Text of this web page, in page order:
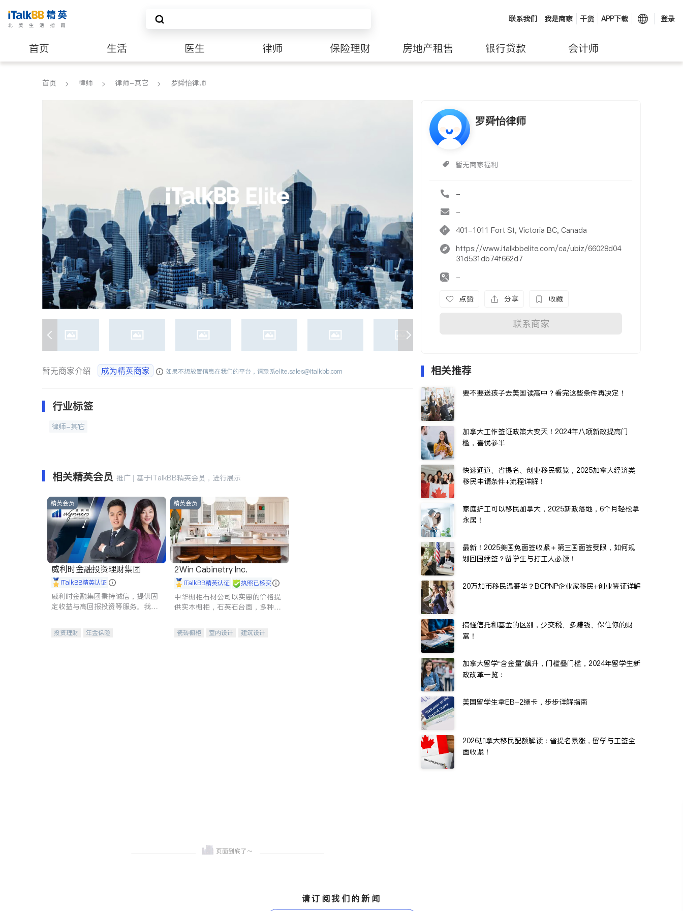
联系我们 我是商家 干货 APP下载 登录
首页 生活 医生 律师 保险理财 房地产租售 银行贷款 会计师
建筑装修
首页 律师 律师-其它 罗舜怡律师
罗舜怡律师
暂无商家福利
-
-
401-1011 Fort St, Victoria BC, Canada
https://www.italkbbelite.com/ca/ubiz/66028d04
31d531db74f662d7
-
点赞 分享 收藏
联系商家
暂无商家介绍 成为精英商家 如果不想放置信息在我们的平台，请联系elite.sales@italkbb.com
行业标签
律师-其它
相关精英会员 推广 | 基于iTalkBB精英会员，进行展示
精英会员
威利时金融投资理财集团
iTalkBB精英认证
威利时金融集团秉持诚信，提供固
定收益与高回报投资等服务。我们
元化组合，助力客户实现目标
投资理财
年金保险
精英会员
2Win Cabinetry Inc.
iTalkBB精英认证 执照已核实
中华橱柜石材公司以实惠的价格提
供实木橱柜，石英石台面，多种优
机。品质厨房，家的选择。
瓷砖橱柜 室内设计
建筑设计
相关推荐
要不要送孩子去美国读高中？看完这些条件再决定！
加拿大工作签证政策大变天！2024年八项新政提高门
槛，喜忧参半
快速通道、省提名、创业移民概览，2025加拿大经济类
移民申请条件+流程详解！
家庭护工可以移民加拿大，2025新政落地，6个月轻松拿
永居！
最新！2025美国免面签收紧＋第三国面签受限，如何规
划回国续签？留学生与打工人必读！
20万加币移民温哥华？BCPNP企业家移民+创业签证详解
搞懂信托和基金的区别，少交税、多赚钱、保住你的财
富！
加拿大留学“含金量”飙升，门槛叠门槛，2024年留学生新
政改革一览：
美国留学生拿EB-2绿卡，步步详解指南
2026加拿大移民配额解读：省提名暴涨，留学与工签全
面收紧！
请订阅我们的新闻